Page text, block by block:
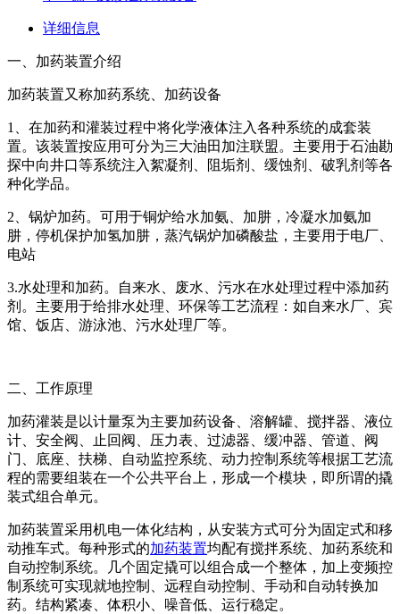
详细信息
一、加药装置介绍
加药装置又称加药系统、加药设备
1、在加药和灌装过程中将化学液体注入各种系统的成套装
置。该装置按应用可分为三大油田加注联盟。主要用于石油勘
探中向井口等系统注入絮凝剂、阻垢剂、缓蚀剂、破乳剂等各
种化学品。
2、锅炉加药。可用于铜炉给水加氨、加肼，冷凝水加氨加
肼，停机保护加氢加肼，蒸汽锅炉加磷酸盐，主要用于电厂、
电站
3.水处理和加药。自来水、废水、污水在水处理过程中添加药
剂。主要用于给排水处理、环保等工艺流程：如自来水厂、宾
馆、饭店、游泳池、污水处理厂等。
二、工作原理
加药灌装是以计量泵为主要加药设备、溶解罐、搅拌器、液位
计、安全阀、止回阀、压力表、过滤器、缓冲器、管道、阀
门、底座、扶梯、自动监控系统、动力控制系统等根据工艺流
程的需要组装在一个公共平台上，形成一个模块，即所谓的撬
装式组合单元。
加药装置采用机电一体化结构，从安装方式可分为固定式和移
动推车式。每种形式的加药装置均配有搅拌系统、加药系统和
自动控制系统。几个固定撬可以组合成一个整体，加上变频控
制系统可实现就地控制、远程自动控制、手动和自动转换加
药。结构紧凑、体积小、噪音低、运行稳定。